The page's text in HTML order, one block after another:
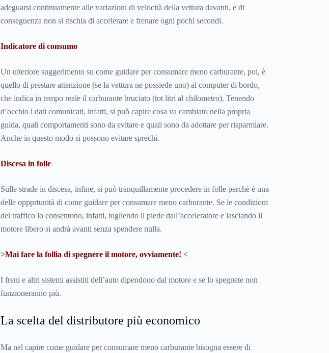
adeguarsi continuamente alle variazioni di velocità della vettura davanti, e di
conseguenza non si rischia di accelerare e frenare ogni pochi secondi.
Indicatore di consumo
Un ulteriore suggerimento su come guidare per consumare meno carburante, poi, è
quello di prestare attenzione (se la vettura ne possiede uno) al computer di bordo,
che indica in tempo reale il carburante bruciato (tot litri al chilometro). Tenendo
d’occhio i dati comunicati, infatti, si può capire cosa va cambiato nella propria
guida, quali comportamenti sono da evitare e quali sono da adottare per risparmiare.
Anche in questo modo si possono evitare sprechi.
Discesa in folle
Sulle strade in discesa, infine, si può tranquillamente procedere in folle perchè è una
delle oppprtunità di come guidare per consumare meno carburante. Se le condizioni
del traffico lo consentono, infatti, togliendo il piede dall’acceleratore e lasciando il
motore libero si andrà avanti senza spendere nulla.
>Mai fare la follia di spegnere il motore, ovviamente! <
I freni e altri sistemi assistiti dell’auto dipendono dal motore e se lo spegnete non
funzioneranno più.
La scelta del distributore più economico
Ma nel capire come guidare per consumare meno carburante bisogna essere di